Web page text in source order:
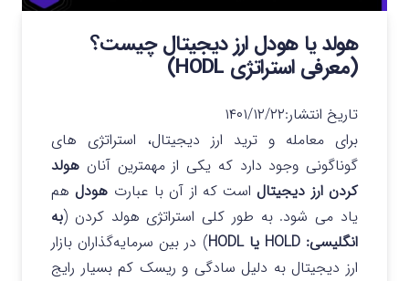
هولد یا هودل ارز دیجیتال چیست؟
(معرفی استراتژی HODL)
تاریخ انتشار:۱۴۰۱/۱۲/۲۲
برای معامله و ترید ارز دیجیتال، استراتژی های
گوناگونی وجود دارد که یکی از مهمترین آنان هولد
کردن ارز دیجیتالاست که از آن با عبارت هودلهم
یاد می شود. به طور کلی استراتژی هولد کردن (به
انگلیسی: HOLD یا HODL
) در بین سرمایه‌گذاران بازار
ارز دیجیتال به دلیل سادگی و ریسک کم بسیار رایج